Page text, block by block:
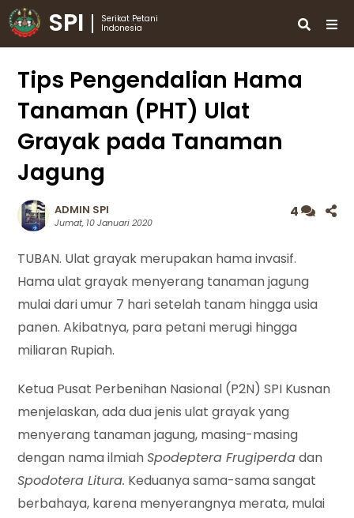
SPI
Serikat Petani
Indonesia
Tips Pengendalian Hama
Tanaman (PHT) Ulat
Grayak pada Tanaman
Jagung
ADMIN SPI
Jumat, 10 Januari 2020
4
TUBAN. Ulat grayak merupakan hama invasif.
Hama ulat grayak menyerang tanaman jagung
mulai dari umur 7 hari setelah tanam hingga usia
panen. Akibatnya, para petani merugi hingga
miliaran Rupiah.
Ketua Pusat Perbenihan Nasional (P2N) SPI Kusnan
menjelaskan, ada dua jenis ulat grayak yang
menyerang tanaman jagung, masing-masing
dengan nama ilmiahSpodeptera Frugiperdadan
Spodotera Litura. Keduanya sama-sama sangat
berbahaya, karena menyerangnya merata, mulai